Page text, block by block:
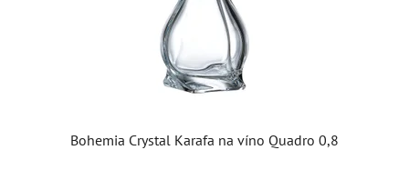
Bohemia Crystal Karafa na víno Quadro 0,8